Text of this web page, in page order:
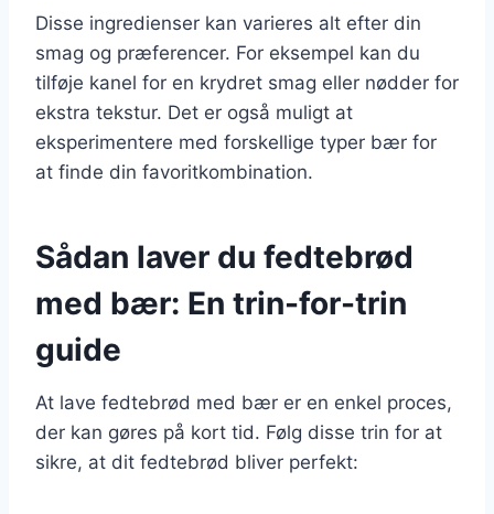
Disse ingredienser kan varieres alt efter din
smag og præferencer. For eksempel kan du
tilføje kanel for en krydret smag eller nødder for
ekstra tekstur. Det er også muligt at
eksperimentere med forskellige typer bær for
at finde din favoritkombination.
Sådan laver du fedtebrød
med bær: En trin-for-trin
guide
At lave fedtebrød med bær er en enkel proces,
der kan gøres på kort tid. Følg disse trin for at
sikre, at dit fedtebrød bliver perfekt: